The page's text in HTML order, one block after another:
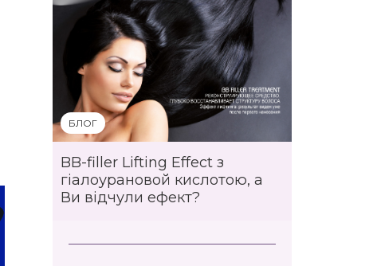
БЛОГ
BB-filler Lifting Effect з
гіалоурановой кислотою, а
Ви відчули ефект?